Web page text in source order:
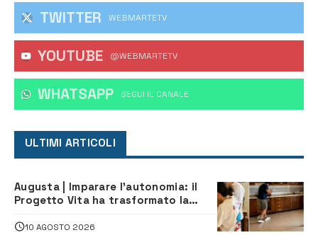
TWITTER WEBMARTETV
YOUTUBE @WEBMARTETV
WHATSAPP ‎SEGUI IL CANALE
ULTIMI ARTICOLI
Augusta | Imparare l’autonomia: il
Progetto Vita ha trasformato la
indipendenza
10 AGOSTO 2026